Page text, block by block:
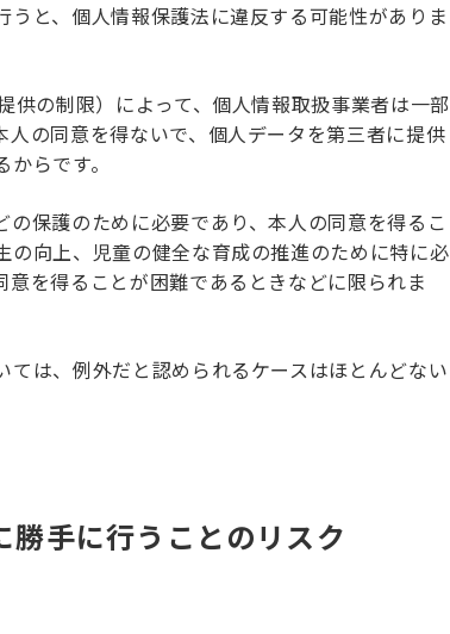
うと、個人情報保護法に違反する可能性がありま
供の制限）によって、個人情報取扱事業者は一部
人の同意を得ないで、個人データを第三者に提供
らです。
の保護のために必要であり、本人の同意を得るこ
の向上、児童の健全な育成の推進のために特に必
意を得ることが困難であるときなどに限られま
ては、例外だと認められるケースはほとんどない
勝手に行うことのリスク